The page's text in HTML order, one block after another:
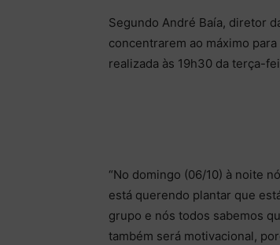
Segundo André Baía, diretor
concentrarem ao máximo
realizada às 19h30 da terça-
“No domingo (06/10) à noite
está querendo plantar que
grupo e nós todos sabemos
também será motivacional,